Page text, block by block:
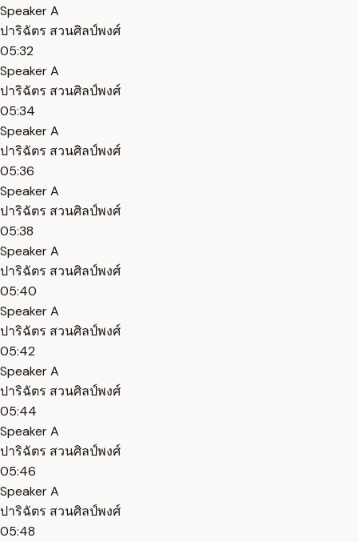
Speaker A
ปาริฉัตร สวนศิลป์พงศ์
05:32
Speaker A
ปาริฉัตร สวนศิลป์พงศ์
05:34
Speaker A
ปาริฉัตร สวนศิลป์พงศ์
05:36
Speaker A
ปาริฉัตร สวนศิลป์พงศ์
05:38
Speaker A
ปาริฉัตร สวนศิลป์พงศ์
05:40
Speaker A
ปาริฉัตร สวนศิลป์พงศ์
05:42
Speaker A
ปาริฉัตร สวนศิลป์พงศ์
05:44
Speaker A
ปาริฉัตร สวนศิลป์พงศ์
05:46
Speaker A
ปาริฉัตร สวนศิลป์พงศ์
05:48